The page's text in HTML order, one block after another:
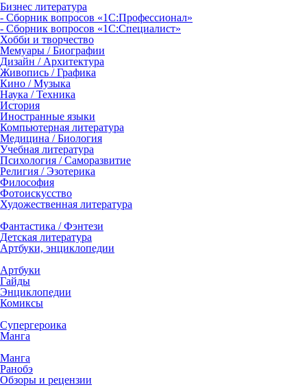
Бизнес литература
- Сборник вопросов «1С:Профессионал»
- Сборник вопросов «1С:Специалист»
Хобби и творчество
Мемуары / Биографии
Дизайн / Архитектура
Живопись / Графика
Кино / Музыка
Наука / Техника
История
Иностранные языки
Компьютерная литература
Медицина / Биология
Учебная литература
Психология / Саморазвитие
Религия / Эзотерика
Философия
Фотоискусство
Художественная литература
Фантастика / Фэнтези
Детская литература
Артбуки, энциклопедии
Артбуки
Гайды
Энциклопедии
Комиксы
Супергероика
Манга
Манга
Ранобэ
Обзоры и рецензии